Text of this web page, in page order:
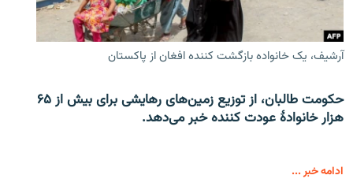
آرشیف، یک خانواده بازگشت کننده افغان از پاکستان
حکومت طالبان، از توزیع زمین‌های رهایشی برای بیش از ۶۵
هزار خانوادۀ عودت کننده خبر می‌دهد.
ادامه خبر ...